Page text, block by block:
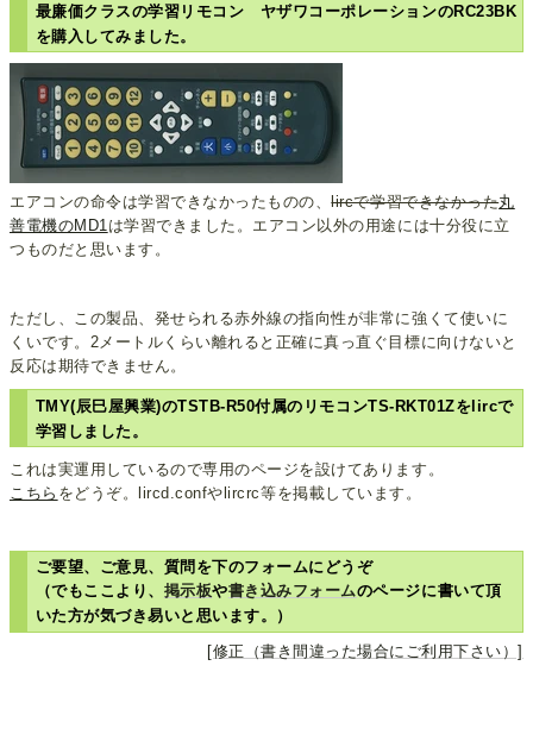
最廉価クラスの学習リモコン ヤザワコーポレーションのRC23BK
を購入してみました。
エアコンの命令は学習できなかったものの、lircで学習できなかった丸
善電機のMD1 は学習できました。エアコン以外の用途には十分役に立
つものだと思います。
ただし、この製品、発せられる赤外線の指向性が非常に強くて使いに
くいです。2メートルくらい離れると正確に真っ直ぐ目標に向けないと
反応は期待できません。
TMY(辰巳屋興業)のTSTB-R50付属のリモコンTS-RKT01Zをlircで
学習しました。
これは実運用しているので専用のページを設けてあります。
こちら をどうぞ。lircd.confやlircrc等を掲載しています。
ご要望、ご意見、質問を下のフォームにどうぞ
（でもここより、 掲示板や書き込みフォームのページに書いて頂
いた方が気づき易いと思います。）
[修正（書き間違った場合にご利用下さい）]